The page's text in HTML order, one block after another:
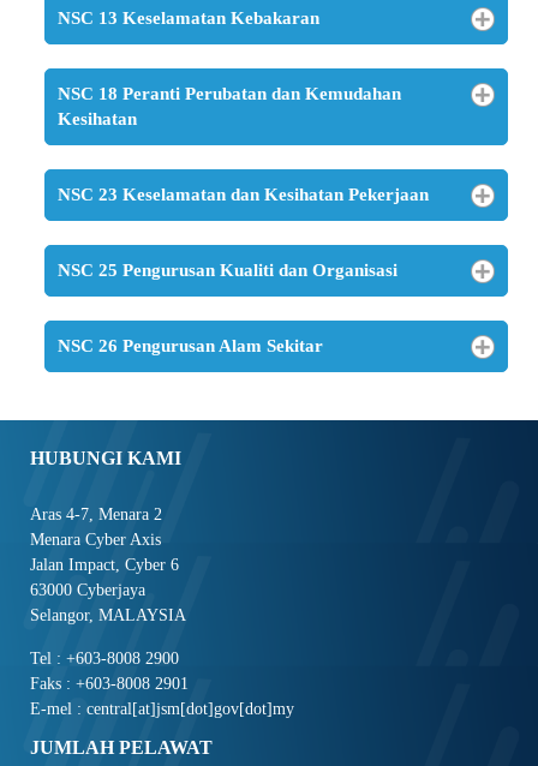
NSC 13 Keselamatan Kebakaran
NSC 18 Peranti Perubatan dan Kemudahan
Kesihatan
NSC 23 Keselamatan dan Kesihatan Pekerjaan
NSC 25 Pengurusan Kualiti dan Organisasi
NSC 26 Pengurusan Alam Sekitar
HUBUNGI KAMI
Aras 4-7, Menara 2
Menara Cyber Axis
Jalan Impact, Cyber 6
63000 Cyberjaya
Selangor, MALAYSIA
Tel : +603-8008 2900
Faks : +603-8008 2901
E-mel : central[at]jsm[dot]gov[dot]my
JUMLAH PELAWAT